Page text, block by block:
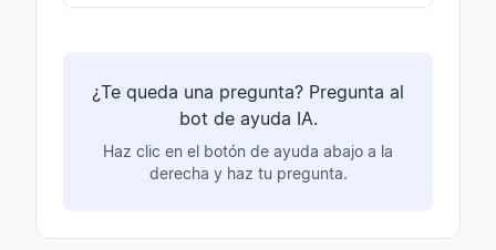
¿Te queda una pregunta? Pregunta al
bot de ayuda IA.
Haz clic en el botón de ayuda abajo a la
derecha y haz tu pregunta.